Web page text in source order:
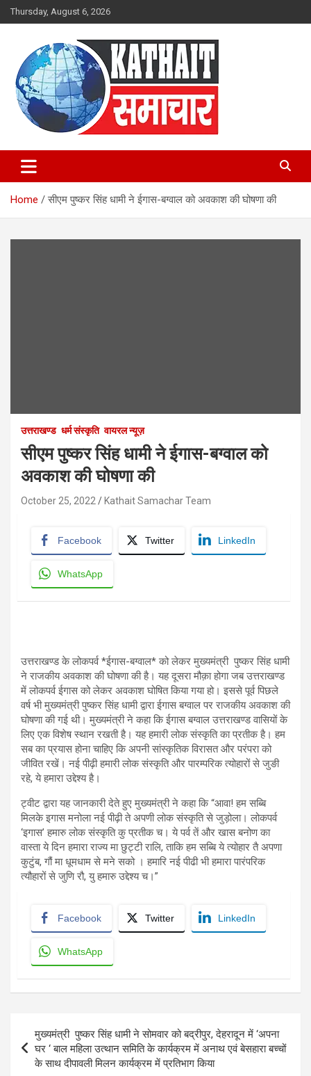
Skip
to
Thursday, August 6, 2026
Kathait Samachar – Latest
Uttarakhand News in Hindi,
Uttarakhand News Headlines
Home सीएम पुष्कर सिंह धामी ने ईगास-बग्वाल को अवकाश की घोषणा की
उत्तराखण्ड धर्म संस्कृति वायरल न्यूज़
सीएम पुष्कर सिंह धामी ने ईगास-बग्वाल को
अवकाश की घोषणा की
October 25, 2022 Kathait Samachar Team
Facebook Twitter LinkedIn
WhatsApp
उत्तराखण्ड के लोकपर्व *ईगास-बग्वाल* को लेकर मुख्यमंत्री पुष्कर सिंह धामी
ने राजकीय अवकाश की घोषणा की है। यह दूसरा मौक़ा होगा जब उत्तराखण्ड
में लोकपर्व ईगास को लेकर अवकाश घोषित किया गया हो। इससे पूर्व पिछले
वर्ष भी मुख्यमंत्री पुष्कर सिंह धामी द्वारा ईगास बग्वाल पर राजकीय अवकाश की
घोषणा की गई थी। मुख्यमंत्री ने कहा कि ईगास बग्वाल उत्तराखण्ड वासियों के
लिए एक विशेष स्थान रखती है। यह हमारी लोक संस्कृति का प्रतीक है। हम
सब का प्रयास होना चाहिए कि अपनी सांस्कृतिक विरासत और परंपरा को
जीवित रखें। नई पीढ़ी हमारी लोक संस्कृति और पारम्परिक त्योहारों से जुङी
रहे, ये हमारा उद्देश्य है।
ट्वीट द्वारा यह जानकारी देते हुए मुख्यमंत्री ने कहा कि “आवा! हम सब्बि
मिलके इगास मनोला नई पीढ़ी ते अपणी लोक संस्कृति से जुड़ोला। लोकपर्व
‘इगास’ हमारु लोक संस्कृति कु प्रतीक च। ये पर्व तें और खास बनोण का
वास्ता ये दिन हमारा राज्य मा छुट्टी रालि, ताकि हम सब्बि ये त्योहार तै अपणा
कुटुंब, गौं मा धूमधाम से मने सको । हमारि नई पीढी भी हमारा पारंपरिक
त्यौहारों से जुणि रौ, यु हमारु उद्देश्य च।”
Facebook Twitter LinkedIn
WhatsApp
navigation
मुख्यमंत्री पुष्कर सिंह धामी ने सोमवार को बद्रीपुर, देहरादून में ‘अपना
घर ‘ बाल महिला उत्थान समिति के कार्यक्रम में अनाथ एवं बेसहारा बच्चों
के साथ दीपावली मिलन कार्यक्रम में प्रतिभाग किया